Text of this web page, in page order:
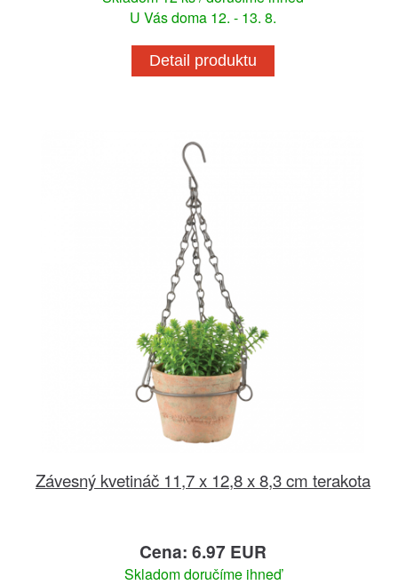
U Vás doma 12. - 13. 8.
Detail produktu
Závesný kvetináč 11,7 x 12,8 x 8,3 cm terakota
Cena: 6.97 EUR
Skladom doručíme ihneď